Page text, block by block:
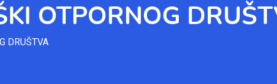
OTPORNOG
DRUŠTVA